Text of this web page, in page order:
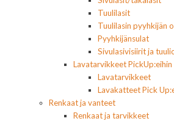
Tuulilasit
Tuulilasin pyyhkijän
Pyyhkijänsulat
Sivulasivisiirit ja
Lavatarvikkeet PickUp:eihin
Lavatarvikkeet
Lavakatteet Pick
Renkaat ja vanteet
Renkaat ja tarvikkeet